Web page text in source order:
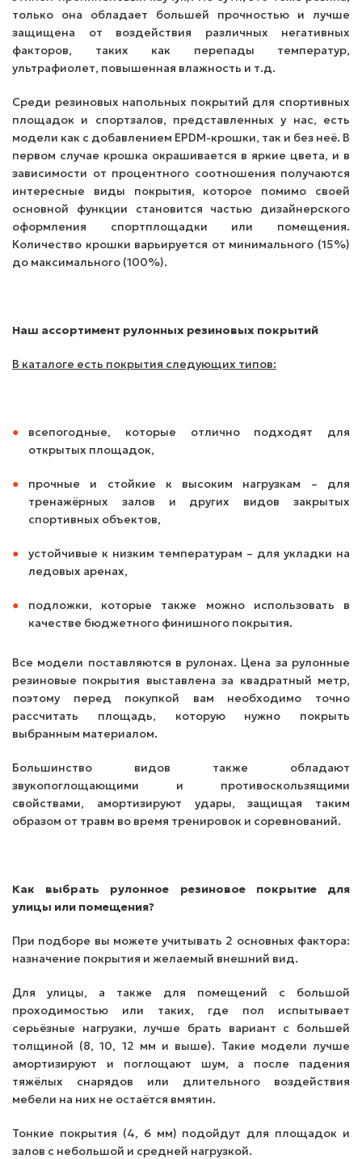
только она обладает большей прочностью и лучше
защищена от воздействия различных негативных
факторов, таких как перепады температур,
ультрафиолет, повышенная влажность и т.д.
Среди резиновых напольных покрытий для спортивных
площадок и спортзалов, представленных у нас, есть
модели как с добавлением EPDM-крошки, так и без неё. В
первом случае крошка окрашивается в яркие цвета, и в
зависимости от процентного соотношения получаются
интересные виды покрытия, которое помимо своей
основной функции становится частью дизайнерского
оформления спортплощадки или помещения.
Количество крошки варьируется от минимального (15%)
до максимального (100%).
Наш ассортимент рулонных резиновых покрытий
В каталоге есть покрытия следующих типов:
всепогодные, которые отлично подходят для
открытых площадок,
прочные и стойкие к высоким нагрузкам – для
тренажёрных залов и других видов закрытых
спортивных объектов,
устойчивые к низким температурам – для укладки на
ледовых аренах,
подложки, которые также можно использовать в
качестве бюджетного финишного покрытия.
Все модели поставляются в рулонах. Цена за рулонные
резиновые покрытия выставлена за квадратный метр,
поэтому перед покупкой вам необходимо точно
рассчитать площадь, которую нужно покрыть
выбранным материалом.
Большинство видов также обладают
звукопоглощающими и противоскользящими
свойствами, амортизируют удары, защищая таким
образом от травм во время тренировок и соревнований.
Как выбрать рулонное резиновое покрытие для
улицы или помещения?
При подборе вы можете учитывать 2 основных фактора:
назначение покрытия и желаемый внешний вид.
Для улицы, а также для помещений с большой
проходимостью или таких, где пол испытывает
серьёзные нагрузки, лучше брать вариант с большей
толщиной (8, 10, 12 мм и выше). Такие модели лучше
амортизируют и поглощают шум, а после падения
тяжёлых снарядов или длительного воздействия
мебели на них не остаётся вмятин.
Тонкие покрытия (4, 6 мм) подойдут для площадок и
залов с небольшой и средней нагрузкой.